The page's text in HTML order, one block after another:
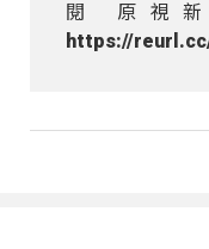
閱 原視新
https://